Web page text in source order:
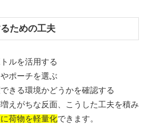
ための工夫
ルを活用する
ポーチを選ぶ
きる環境かどうかを確認する
えがちな反面、こうした工夫を積み
荷物を軽量化できます。